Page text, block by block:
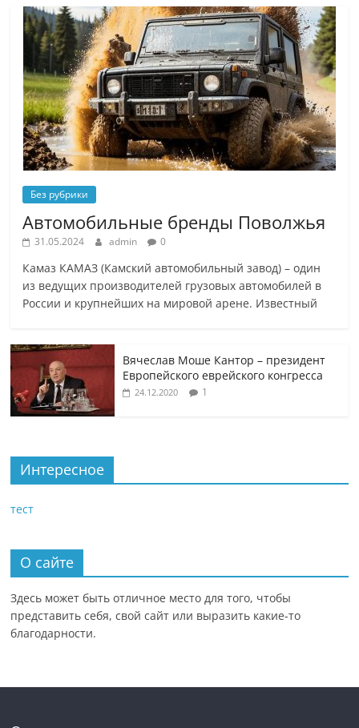
Без рубрики
Автомобильные бренды Поволжья
31.05.2024 admin 0
Камаз КАМАЗ (Камский автомобильный завод) – один
из ведущих производителей грузовых автомобилей в
России и крупнейших на мировой арене. Известный
Вячеслав Моше Кантор – президент
Европейского еврейского конгресса
24.12.2020 1
Интересное
тест
О сайте
Здесь может быть отличное место для того, чтобы
представить себя, свой сайт или выразить какие-то
благодарности.